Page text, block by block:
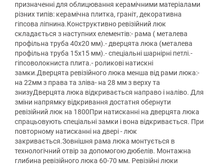
призначенні для облицювання керамічними матеріалами
різних типів: керамічна плитка, граніт, декоративна
гіпсова ліпнина.Конструктивно ревізійний люк
складається з наступних елементів:- рама ( металева
профільна труба 40х20 мм).- дверцята люка (металева
профільна труба 15х15 мм).- спеціальні шарнірні петлі.-
гіпсоволокниста плита.- роликові натискні
замки.Дверцята ревізійного люка менша від рами люка:-
на 22мм з права та зліва- на 28 мм з верху та
знизуДверцята люка відкривається направо і наліво. Для
зміни напрямку відкривання достатня обернути
ревізійний люк на 1800При натисканні на дверцята люка
спрацьовують спеціальні замки і вона відкривається. При
повторному натисканні на двері - люк
закривається.Зовнішня рама люка монтується в
технологічний отвір за допомогою дюбелів. Монтажна
глибина ревізійного люка 60-70 мм. Ревізійні люки